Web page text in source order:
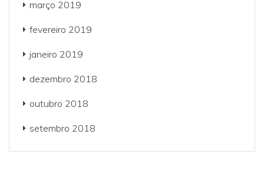
março 2019
fevereiro 2019
janeiro 2019
dezembro 2018
outubro 2018
setembro 2018